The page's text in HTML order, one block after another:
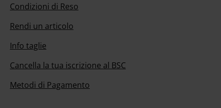
Condizioni di Reso
Rendi un articolo
Info taglie
Cancella la tua iscrizione al BSC
Metodi di Pagamento